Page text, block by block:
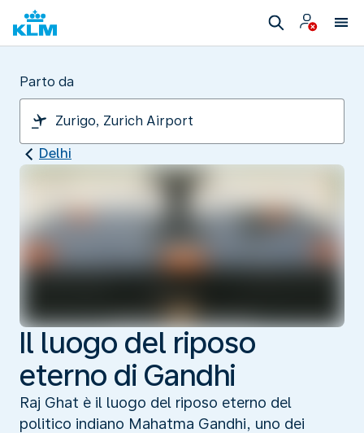
Parto da
Delhi
Il luogo del riposo
eterno di Gandhi
Raj Ghat è il luogo del riposo eterno del
politico indiano Mahatma Gandhi, uno dei